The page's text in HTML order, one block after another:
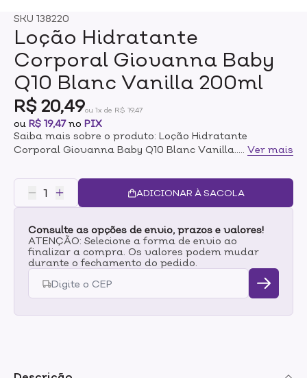
SKU 138220
Loção Hidratante
Corporal Giovanna Baby
Q10 Blanc Vanilla 200ml
R$ 20,49ou 1x de R$ 19,47
ou R$ 19,47no PIX
Saiba mais sobre o produto: Loção Hidratante
Corporal Giovanna Baby Q10 Blanc Vanilla
o Creme Hidratante Giovanna Baby Blanc
Vanilla proporciona hidratação profunda, deixando a
pele macia e deliciosamente perfumada por todo o
dia. Modo de uso: Aplicar na pele, massageando-a em
movimentos suaves. Evite o rosto. Ideal para uso
diário.Melhora a elasticidade da pele. Testado
dermatologicamente.
Ver mais
ADICIONAR À SACOLA
Consulte as opções de envio, prazos e valores!
ATENÇÃO: Selecione a forma de envio ao
finalizar a compra. Os valores podem mudar
durante o fechamento do pedido.